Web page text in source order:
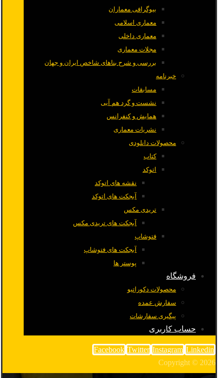
بیوگرافی معماران
معماری اسلامی
معماری داخلی
مجلات معماری
بررسی و شرح بناهای شاخص ایران و جهان
خبرنامه
مسابقات
نشست و گرد هم آیی
همایش و کنفرانس
نشریات معماری
محصولات دانلودی
کتاب
اتوکد
نقشه های اتوکد
آبجکت های اتوکد
تریدی مکس
آبجکت های تریدی مکس
فتوشاپ
آبجکت های فتوشاپ
پوستر ها
فروشگاه
محصولات دکوراتیو
سفارش عمده
پیگیری سفارشات
حساب کاربری
Facebook Twitter Instagram Linkedin
Copyright © 2026